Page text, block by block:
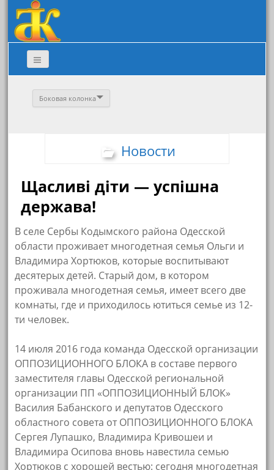
Боковая колонка
Новости
Щасливі діти — успішна
держава!
В селе Сербы Кодымского района Одесской
области проживает многодетная семья Ольги и
Владимира Хортюков, которые воспитывают
десятерых детей. Старый дом, в котором
проживала многодетная семья, имеет всего две
комнаты, где и приходилось ютиться семье из 12-
ти человек.
14 июля 2016 года команда Одесской организации
ОППОЗИЦИОННОГО БЛОКА в составе первого
заместителя главы Одесской региональной
организации ПП «ОППОЗИЦИОННЫЙ БЛОК»
Василия Бабанского и депутатов Одесского
областного совета от ОППОЗИЦИОННОГО БЛОКА
Сергея Лупашко, Владимира Кривошеи и
Владимира Осипова вновь навестила семью
Хортюков с хорошей вестью: сегодня многодетная